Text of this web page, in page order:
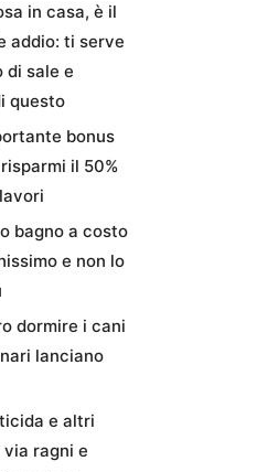
in casa, è il
addio: ti serve
di sale e
questo
bonus
il 50%
bagno a costo
e non lo
dormire i cani
lanciano
e altri
ragni e